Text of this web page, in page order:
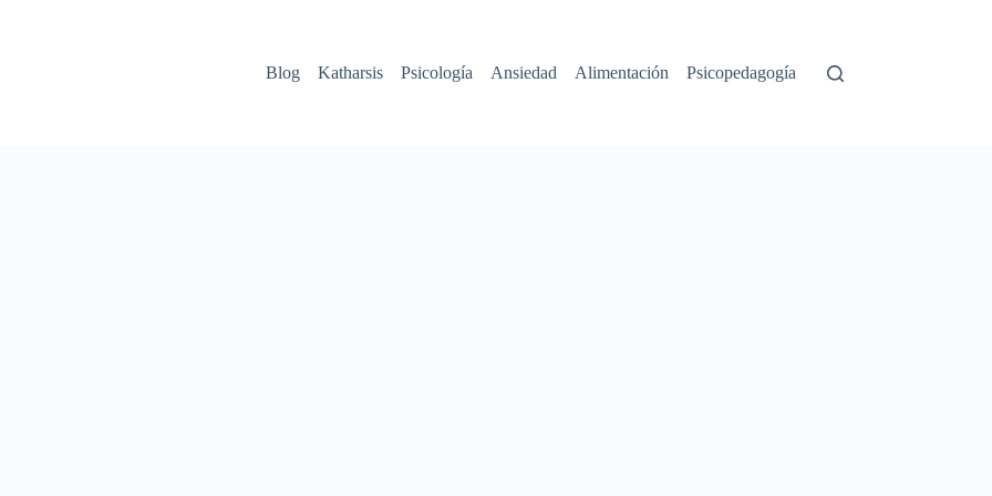
Blog Katharsis Psicología Ansiedad Alimentación Psicopedagogía